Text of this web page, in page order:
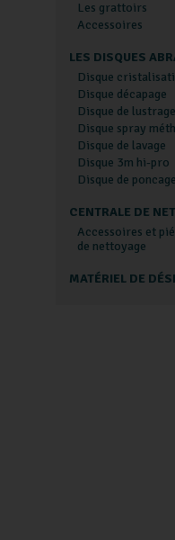
Les grattoirs
Accessoires
LES DISQUES
Disque
Disque décapage
Disque de lustrage
Disque spray
Disque de lavage
Disque 3m hi-pro
Disque de poncage
CENTRALE DE
Accessoires et
de nettoyage
MATÉRIEL DE